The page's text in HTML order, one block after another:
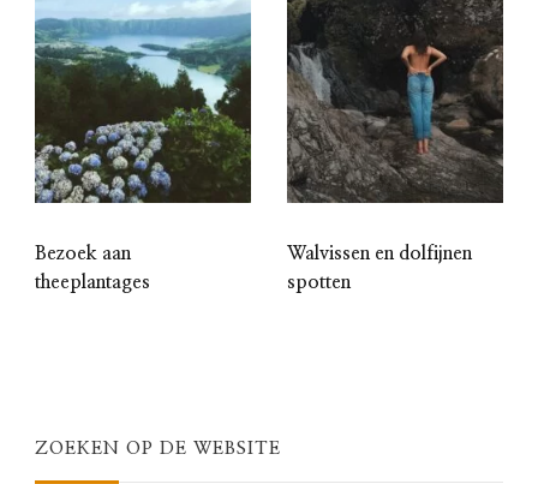
Bezoek aan
theeplantages
Walvissen en dolfijnen
spotten
ZOEKEN OP DE WEBSITE